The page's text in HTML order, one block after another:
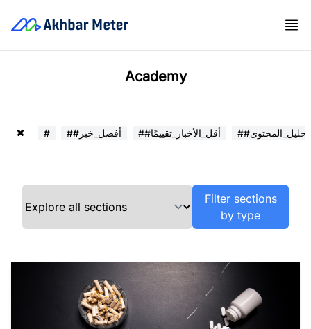
Academy
# ##أفضل_خبر ##أقل_الأخبار_تقييمًا ##تحليل_المحتوى
Filter sections
by type